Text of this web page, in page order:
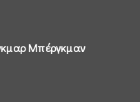
Μπέργκμαν